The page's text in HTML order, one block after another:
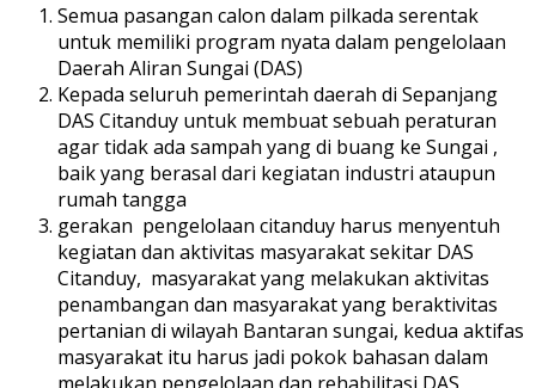
Semua pasangan calon dalam pilkada serentak
untuk memiliki program nyata dalam pengelolaan
Daerah Aliran Sungai (DAS)
Kepada seluruh pemerintah daerah di Sepanjang
DAS Citanduy untuk membuat sebuah peraturan
agar tidak ada sampah yang di buang ke Sungai ,
baik yang berasal dari kegiatan industri ataupun
rumah tangga
gerakan pengelolaan citanduy harus menyentuh
kegiatan dan aktivitas masyarakat sekitar DAS
Citanduy, masyarakat yang melakukan aktivitas
penambangan dan masyarakat yang beraktivitas
pertanian di wilayah Bantaran sungai, kedua aktifas
masyarakat itu harus jadi pokok bahasan dalam